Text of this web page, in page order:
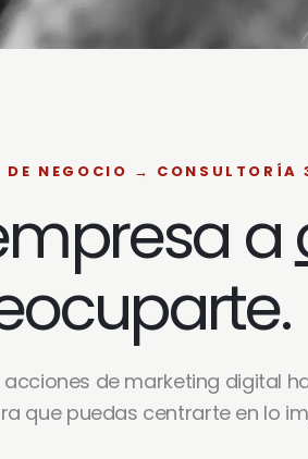
DE NEGOCIO → CONSULTORÍA
a
de marketing digital
que puedas centrarte en lo